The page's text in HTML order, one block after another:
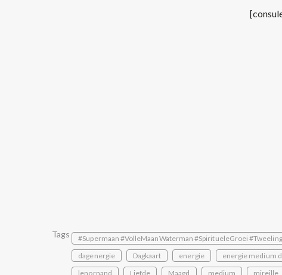
Tags #Supermaan #VolleMaanWaterman #SpiritueleGroei
dagenergie
Dagkaart energie energie medium
lenornand
Liefde Maagd medium mireille